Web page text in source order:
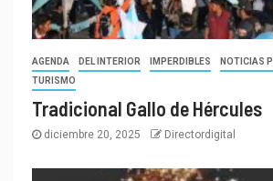
AGENDA DEL INTERIOR IMPERDIBLES
NOTICIAS
TURISMO
Tradicional Gallo de Hércules
diciembre 20, 2025 Directordigital